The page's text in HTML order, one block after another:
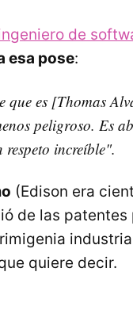
de
esa pose:
que es [Thomas
peligroso. Es
increíble".
(Edison era
de las patentes
industria
quiere decir.